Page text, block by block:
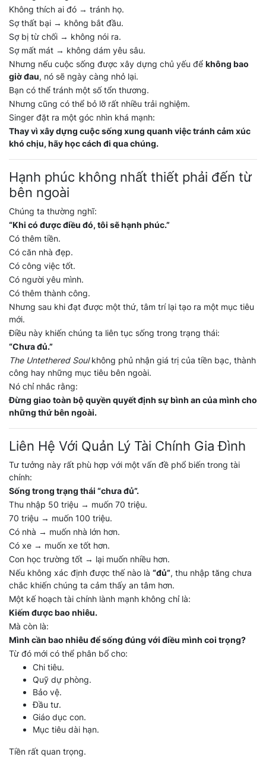
Không thích ai đó → tránh họ.
Sợ thất bại → không bắt đầu.
Sợ bị từ chối → không nói ra.
Sợ mất mát → không dám yêu sâu.
Nhưng nếu cuộc sống được xây dựng chủ yếu để không bao
giờ đau, nó sẽ ngày càng nhỏ lại.
Bạn có thể tránh một số tổn thương.
Nhưng cũng có thể bỏ lỡ rất nhiều trải nghiệm.
Singer đặt ra một góc nhìn khá mạnh:
Thay vì xây dựng cuộc sống xung quanh việc tránh cảm xúc
khó chịu, hãy học cách đi qua chúng.
Hạnh phúc không nhất thiết phải đến từ
bên ngoài
Chúng ta thường nghĩ:
“Khi có được điều đó, tôi sẽ hạnh phúc.”
Có thêm tiền.
Có căn nhà đẹp.
Có công việc tốt.
Có người yêu mình.
Có thêm thành công.
Nhưng sau khi đạt được một thứ, tâm trí lại tạo ra một mục tiêu
mới.
Điều này khiến chúng ta liên tục sống trong trạng thái:
“Chưa đủ.”
The Untethered Soulkhông phủ nhận giá trị của tiền bạc, thành
công hay những mục tiêu bên ngoài.
Nó chỉ nhắc rằng:
Đừng giao toàn bộ quyền quyết định sự bình an của mình cho
những thứ bên ngoài.
Liên Hệ Với Quản Lý Tài Chính Gia Đình
Tư tưởng này rất phù hợp với một vấn đề phổ biến trong tài
chính:
Sống trong trạng thái “chưa đủ”.
Thu nhập 50 triệu → muốn 70 triệu.
70 triệu → muốn 100 triệu.
Có nhà → muốn nhà lớn hơn.
Có xe → muốn xe tốt hơn.
Con học trường tốt → lại muốn nhiều hơn.
Nếu không xác định được thế nào là “đủ”, thu nhập tăng chưa
chắc khiến chúng ta cảm thấy an tâm hơn.
Một kế hoạch tài chính lành mạnh không chỉ là:
Kiếm được bao nhiêu.
Mà còn là:
Mình cần bao nhiêu để sống đúng với điều mình coi trọng?
Từ đó mới có thể phân bổ cho:
Chi tiêu.
Quỹ dự phòng.
Bảo vệ.
Đầu tư.
Giáo dục con.
Mục tiêu dài hạn.
Tiền rất quan trọng.